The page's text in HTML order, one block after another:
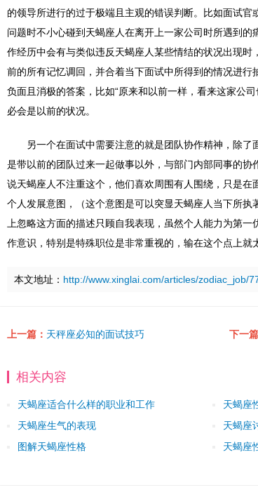
的领导所进行的过于极端且主观的错误判断。比如面试
问题时不小心碰到天蝎座人在离开上一家公司时所遇到
作经历中会有与类似违反天蝎座人某些情结的状况出现时
前的所有记忆调回，并合着当下面试中所得到的情况进行
负面且消极的答案，比如“原来和以前一样，看来这家公
必会是以前的状况。
另一个在面试中需要注意的就是团队协作精神，除
是带以前的团队过来一起做事以外，与部门内部同事的
说天蝎座人不注重这个，他们喜欢周围有人围绕，只是在
个人发展意图，（这个意图是可以突显天蝎座人当下所执
上忽略这方面的描述只顾自我表现，虽然个人能力为第
作意识，特别是特殊职位是非常重视的，输在这个点上就
本文地址： http://www.xinglai.com/articles/zodiac_job/
上一篇： 天秤座必知的面试技巧 下一
相关内容
天蝎座适合什么样的职业和工作
天蝎座
天蝎座生气的表现
天蝎座
图解天蝎座性格
天蝎座